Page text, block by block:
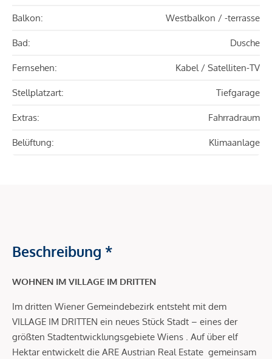
Balkon: Westbalkon / -terrasse
Bad: Dusche
Fernsehen: Kabel / Satelliten-TV
Stellplatzart: Tiefgarage
Extras: Fahrradraum
Belüftung: Klimaanlage
Beschreibung *
WOHNEN IM VILLAGE IM DRITTEN
Im dritten Wiener Gemeindebezirk entsteht mit dem
VILLAGE IM DRITTEN ein neues Stück Stadt – eines der
größten Stadtentwicklungsgebiete Wiens . Auf über elf
Hektar entwickelt die ARE Austrian Real Estate gemeinsam